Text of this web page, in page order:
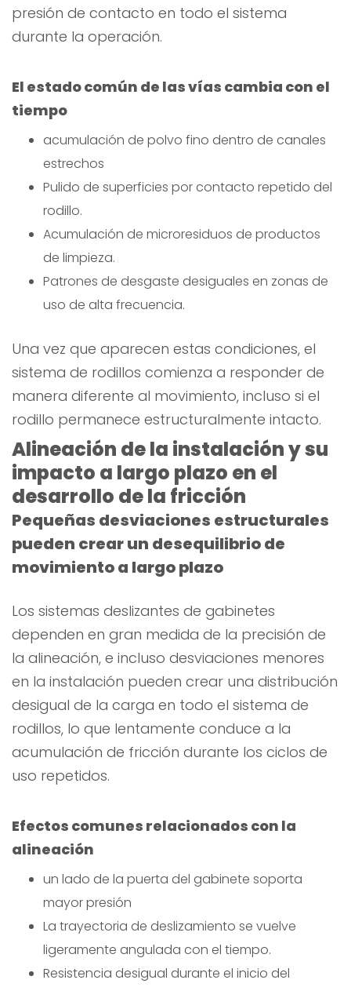
presión de contacto en todo el sistema
durante la operación.
El estado común de las vías cambia con el
tiempo
acumulación de polvo fino dentro de canales
estrechos
Pulido de superficies por contacto repetido del
rodillo.
Acumulación de microresiduos de productos
de limpieza.
Patrones de desgaste desiguales en zonas de
uso de alta frecuencia.
Una vez que aparecen estas condiciones, el
sistema de rodillos comienza a responder de
manera diferente al movimiento, incluso si el
rodillo permanece estructuralmente intacto.
Alineación de la instalación y su
impacto a largo plazo en el
desarrollo de la fricción
Pequeñas desviaciones estructurales
pueden crear un desequilibrio de
movimiento a largo plazo
Los sistemas deslizantes de gabinetes
dependen en gran medida de la precisión de
la alineación, e incluso desviaciones menores
en la instalación pueden crear una distribución
desigual de la carga en todo el sistema de
rodillos, lo que lentamente conduce a la
acumulación de fricción durante los ciclos de
uso repetidos.
Efectos comunes relacionados con la
alineación
un lado de la puerta del gabinete soporta
mayor presión
La trayectoria de deslizamiento se vuelve
ligeramente angulada con el tiempo.
Resistencia desigual durante el inicio del